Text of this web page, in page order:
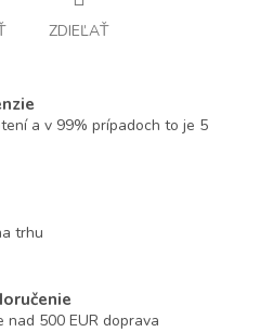
ZDIEĽAŤ
a v 99% prípadoch to je 5
trhu
nad 500 EUR doprava